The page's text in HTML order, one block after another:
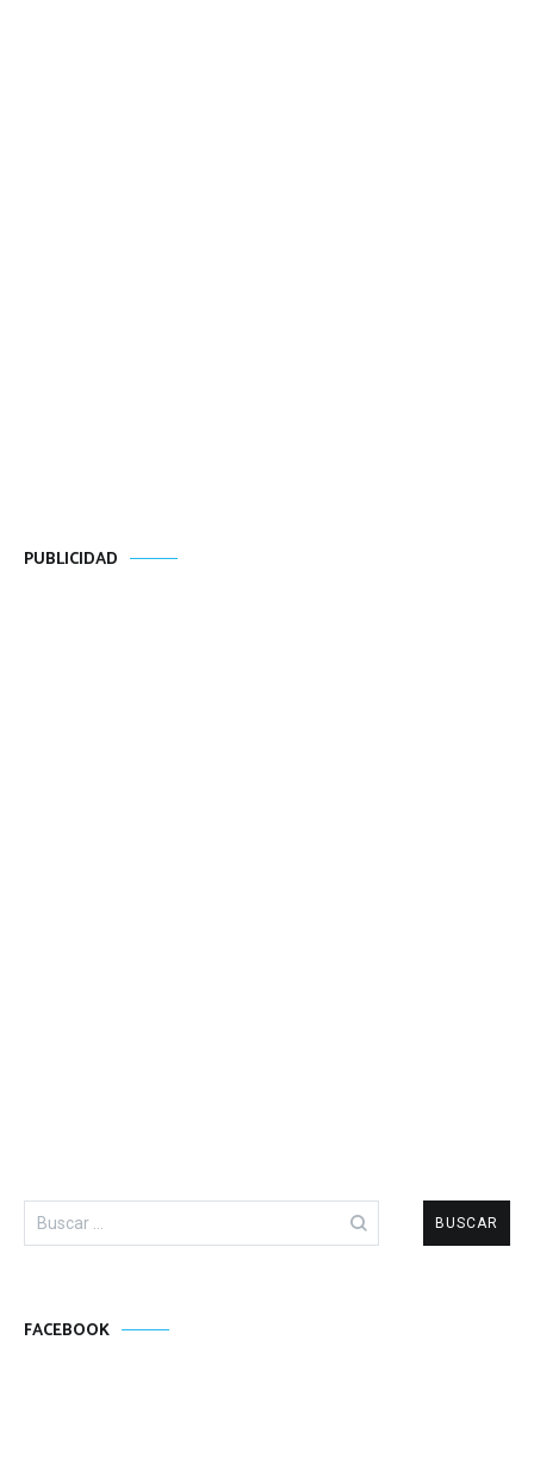
PUBLICIDAD
FACEBOOK